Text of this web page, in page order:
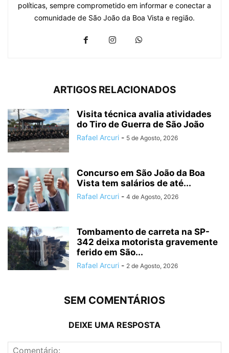
políticas, sempre comprometido em informar e conectar a
comunidade de São João da Boa Vista e região.
ARTIGOS RELACIONADOS
Visita técnica avalia atividades
do Tiro de Guerra de São João
Rafael Arcuri - 5 de Agosto, 2026
Concurso em São João da Boa
Vista tem salários de até...
Rafael Arcuri - 4 de Agosto, 2026
Tombamento de carreta na SP-
342 deixa motorista gravemente
ferido em São...
Rafael Arcuri - 2 de Agosto, 2026
SEM COMENTÁRIOS
DEIXE UMA RESPOSTA